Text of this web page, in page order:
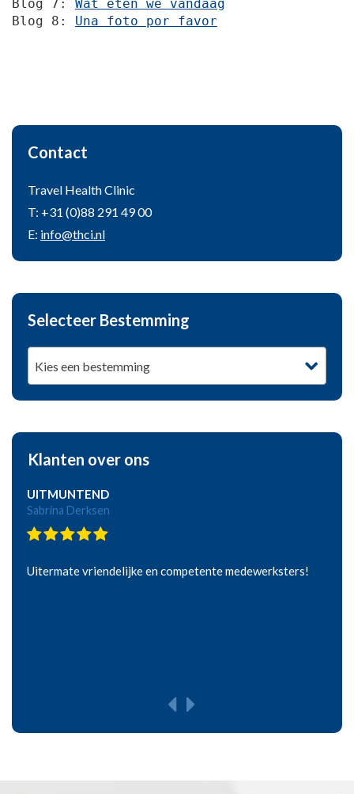
Blog 7: Wat eten we vandaag
Blog 8: Una foto por favor
Contact
Travel Health Clinic
T: +31 (0)88 291 49 00
E: info@thci.nl
Selecteer Bestemming
Kies een bestemming
Klanten over ons
UITMUNTEND
Sabrina Derksen
Uitermate vriendelijke en competente medewerksters!